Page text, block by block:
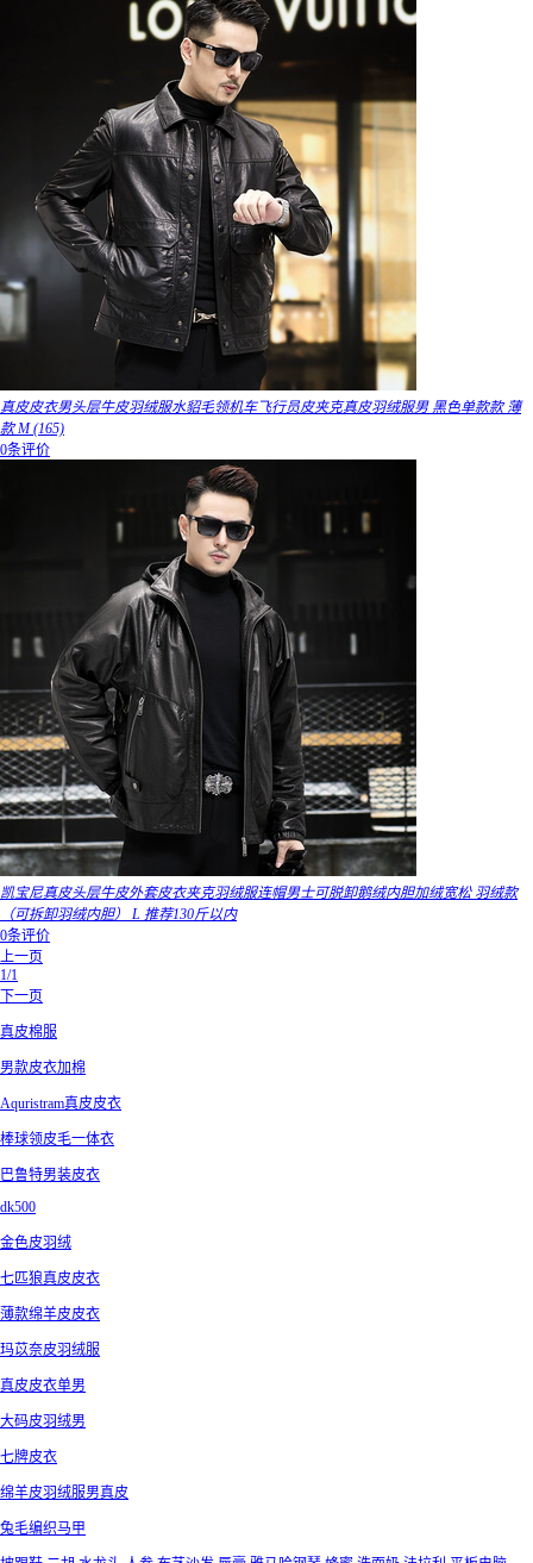
真皮皮衣男头层牛皮羽绒服水貂毛领机车飞行员皮夹克真皮羽绒服男 黑色单款款 薄
款 M (165)
0条评价
凯宝尼真皮头层牛皮外套皮衣夹克羽绒服连帽男士可脱卸鹅绒内胆加绒宽松 羽绒款
（可拆卸羽绒内胆） L 推荐130斤以内
0条评价
上一页
1/1
下一页
真皮棉服
男款皮衣加棉
Aquristram真皮皮衣
棒球领皮毛一体衣
巴鲁特男装皮衣
dk500
金色皮羽绒
七匹狼真皮皮衣
薄款绵羊皮皮衣
玛苡奈皮羽绒服
真皮皮衣单男
大码皮羽绒男
七牌皮衣
绵羊皮羽绒服男真皮
兔毛编织马甲